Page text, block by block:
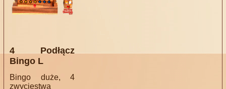
4 Podłącz
Bingo L
Bingo duże, 4
zwycięstwa